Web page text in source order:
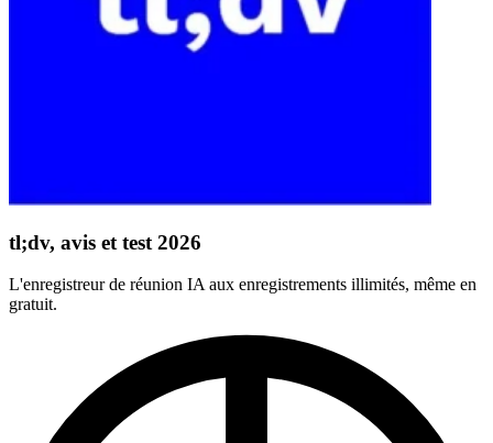
tl;dv, avis et test 2026
L'enregistreur de réunion IA aux enregistrements illimités, même en
gratuit.